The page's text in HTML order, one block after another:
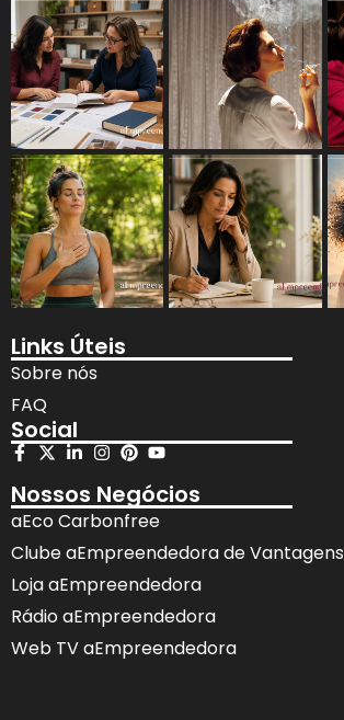
Links Úteis
Sobre nós
FAQ
Social
Nossos Negócios
aEco Carbonfree
Clube aEmpreendedora de Vantagens
Loja aEmpreendedora
Rádio aEmpreendedora
Web TV aEmpreendedora